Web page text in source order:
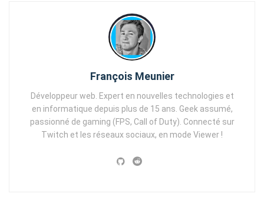
François Meunier
Développeur web. Expert en nouvelles technologies et
en informatique depuis plus de 15 ans. Geek assumé,
passionné de gaming (FPS, Call of Duty). Connecté sur
Twitch et les réseaux sociaux, en mode Viewer !